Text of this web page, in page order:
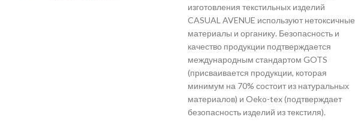
изготовления текстильных изделий
CASUAL AVENUE используют нетоксичные
материалы и органику. Безопасность и
качество продукции подтверждается
международным стандартом GOTS
(присваивается продукции, которая
минимум на 70% состоит из натуральных
материалов) и Oeko-tex (подтверждает
безопасность изделий из текстиля).